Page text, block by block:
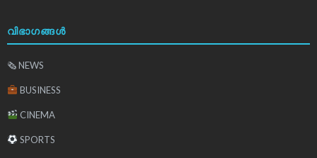
വിഭാഗങ്ങൾ
🗞 NEWS
BUSINESS
CINEMA
SPORTS